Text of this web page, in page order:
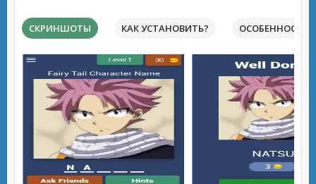
СКРИНШОТЫ КАК УСТАНОВИТЬ? ОСОБЕННОСТИ